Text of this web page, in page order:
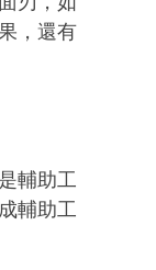
，還有
輔助工
輔助工